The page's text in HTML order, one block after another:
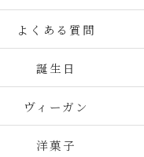
よくある質問
誕生日
ヴィーガン
洋菓子